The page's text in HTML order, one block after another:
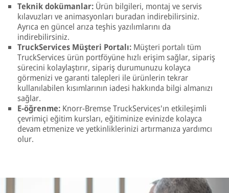
Teknik dokümanlar: Ürün bilgileri, montaj ve servis
kılavuzları ve animasyonları buradan indirebilirsiniz.
Ayrıca en güncel arıza teşhis yazılımlarını da
indirebilirsiniz.
TruckServices Müşteri Portalı: Müşteri portalı tüm
TruckServices ürün portföyüne hızlı erişim sağlar, sipariş
sürecini kolaylaştırır, sipariş durumunuzu kolayca
görmenizi ve garanti talepleri ile ürünlerin tekrar
kullanılabilen kısımlarının iadesi hakkında bilgi almanızı
sağlar.
E-öğrenme: Knorr-Bremse TruckServices'ın etkileşimli
çevrimiçi eğitim kursları, eğitiminize evinizde kolayca
devam etmenize ve yetkinliklerinizi artırmanıza yardımcı
olur.